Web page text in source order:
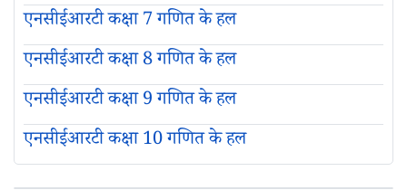
एनसीईआरटी कक्षा 7 गणित के हल
एनसीईआरटी कक्षा 8 गणित के हल
एनसीईआरटी कक्षा 9 गणित के हल
एनसीईआरटी कक्षा 10 गणित के हल